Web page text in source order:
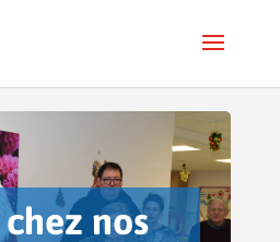
nos